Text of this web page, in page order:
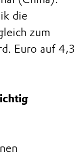
die
zum
Euro auf 4,3